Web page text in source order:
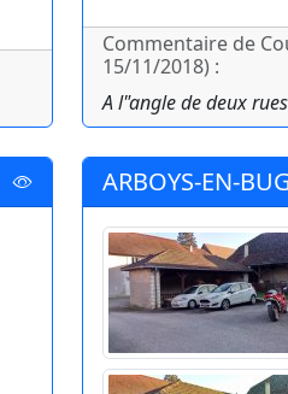
Commentaire de
15/11/2018) :
A l"angle de deux
ARBOYS-EN-